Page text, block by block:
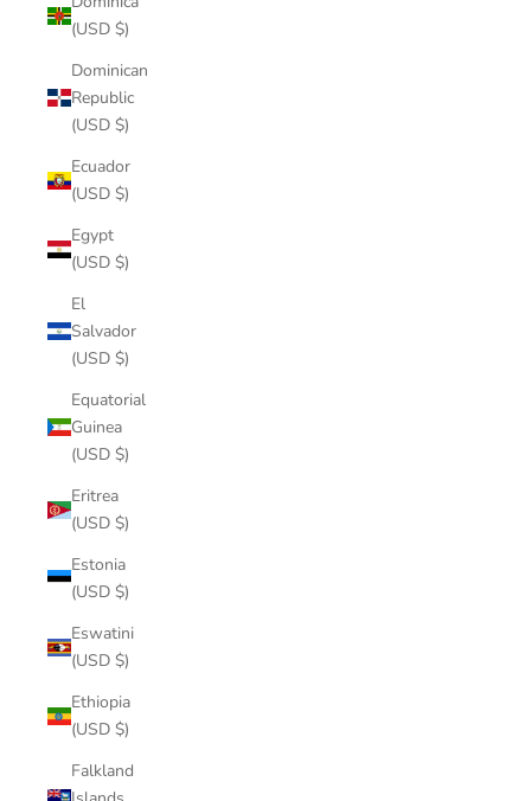
(USD $)
Dominican
Republic
(USD $)
Ecuador
(USD $)
Egypt
(USD $)
El
Salvador
(USD $)
Equatorial
Guinea
(USD $)
Eritrea
(USD $)
Estonia
(USD $)
Eswatini
(USD $)
Ethiopia
(USD $)
Falkland